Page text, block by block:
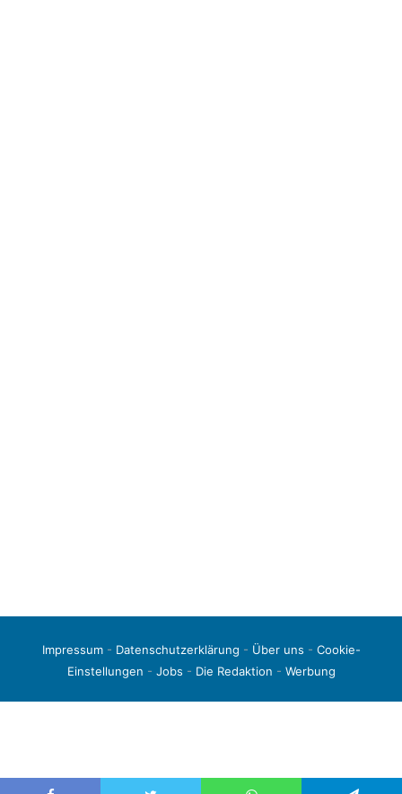
Impressum- Datenschutzerklärung - Über uns - Cookie-
Einstellungen - Jobs - Die Redaktion - Werbung